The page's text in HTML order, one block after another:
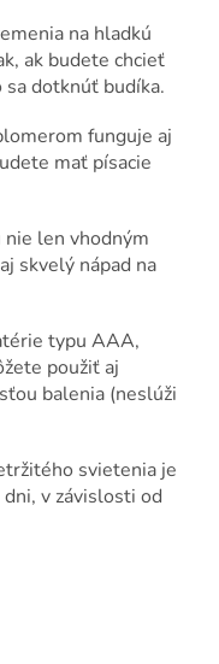
na hladkú
ak budete chcieť
dotknúť budíka.
funguje aj
mať písacie
len vhodným
skvelý nápad na
typu AAA,
použiť aj
balenia (neslúži
svietenia je
v závislosti od